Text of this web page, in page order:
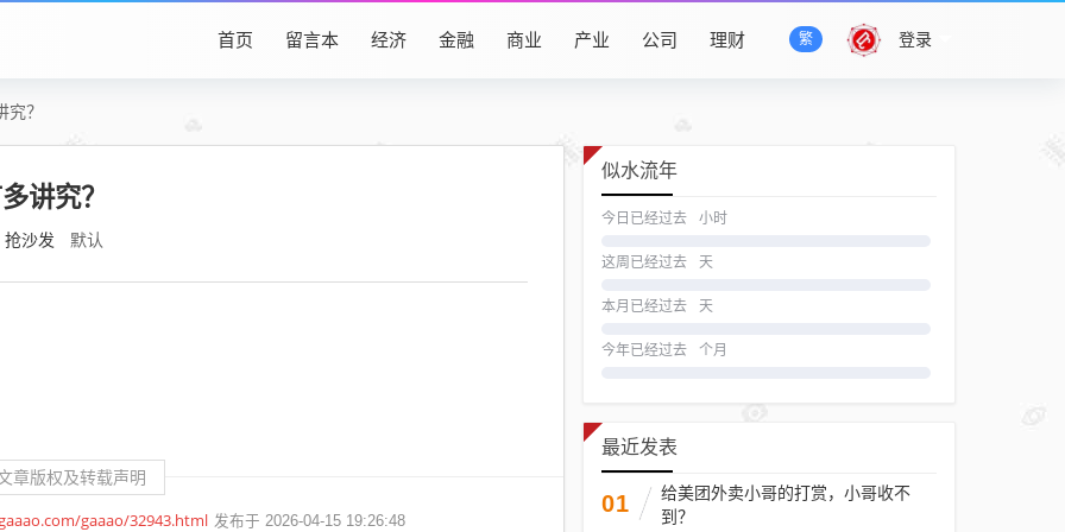
登录
繁
首页 留言本 经济 金融 商业 产业 公司 理财
？
讲究？
抢沙发 默认
章版权及转载声明
gaaao/32943.html 发布于 2026-04-15 19:26:48
似水流年
今日已经过去 小时
这周已经过去 天
本月已经过去 天
今年已经过去 个月
最近发表
01
给美团外卖小哥的打赏，小哥收不
到？